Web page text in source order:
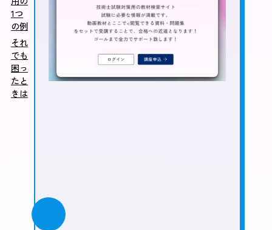
1つ
の例
それ
でも
困っ
たと
きは